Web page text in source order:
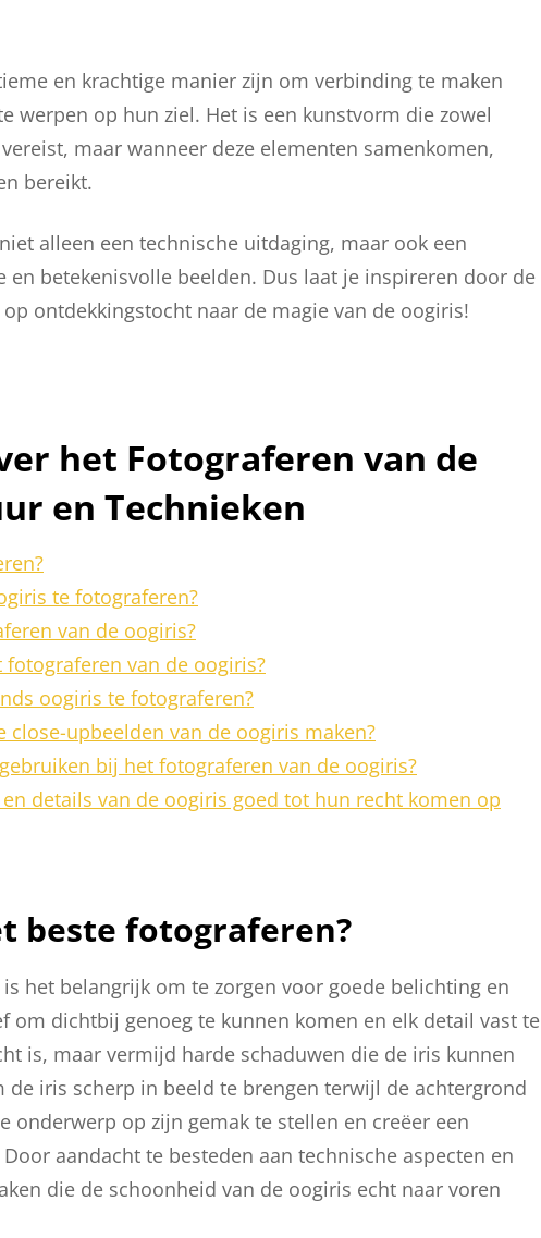
en krachtige manier zijn om verbinding te maken
werpen op hun ziel. Het is een kunstvorm die zowel
maar wanneer deze elementen samenkomen,
bereikt.
alleen een technische uitdaging, maar ook een
betekenisvolle beelden. Dus laat je inspireren door de
ontdekkingstocht naar de magie van de oogiris!
het Fotograferen van de
en Technieken
te fotograferen?
van de oogiris?
van de oogiris?
oogiris te fotograferen?
upbeelden van de oogiris maken?
bij het fotograferen van de oogiris?
details van de oogiris goed tot hun recht komen op
beste fotograferen?
het belangrijk om te zorgen voor goede belichting en
om dichtbij genoeg te kunnen komen en elk detail vast te
is, maar vermijd harde schaduwen die de iris kunnen
iris scherp in beeld te brengen terwijl de achtergrond
op zijn gemak te stellen en creëer een
aandacht te besteden aan technische aspecten en
die de schoonheid van de oogiris echt naar voren